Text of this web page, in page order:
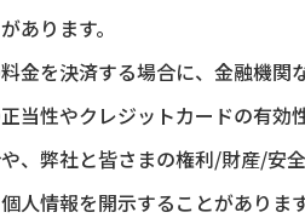
あります。
金を決済する場合に、金融機関
当性やクレジットカードの有
、弊社と皆さまの権利/財産/安
人情報を開示することがあります